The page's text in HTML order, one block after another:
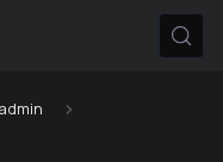
admin